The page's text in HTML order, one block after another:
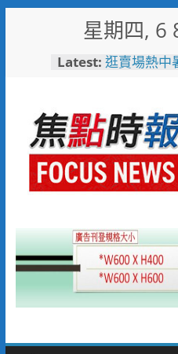
星期四, 6
Latest: 逛賣場熱
聽見推門
「小庭」
盒銷售達人
失智婦癱坐
認出速通知
見女網友
詐騙陷阱保
工作過勞